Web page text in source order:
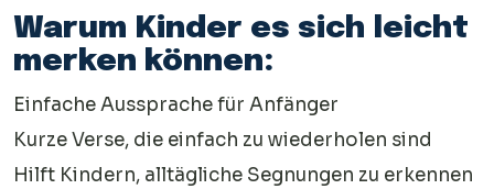
Warum Kinder es sich leicht
merken können:
Einfache Aussprache für Anfänger
Kurze Verse, die einfach zu wiederholen sind
Hilft Kindern, alltägliche Segnungen zu erkennen